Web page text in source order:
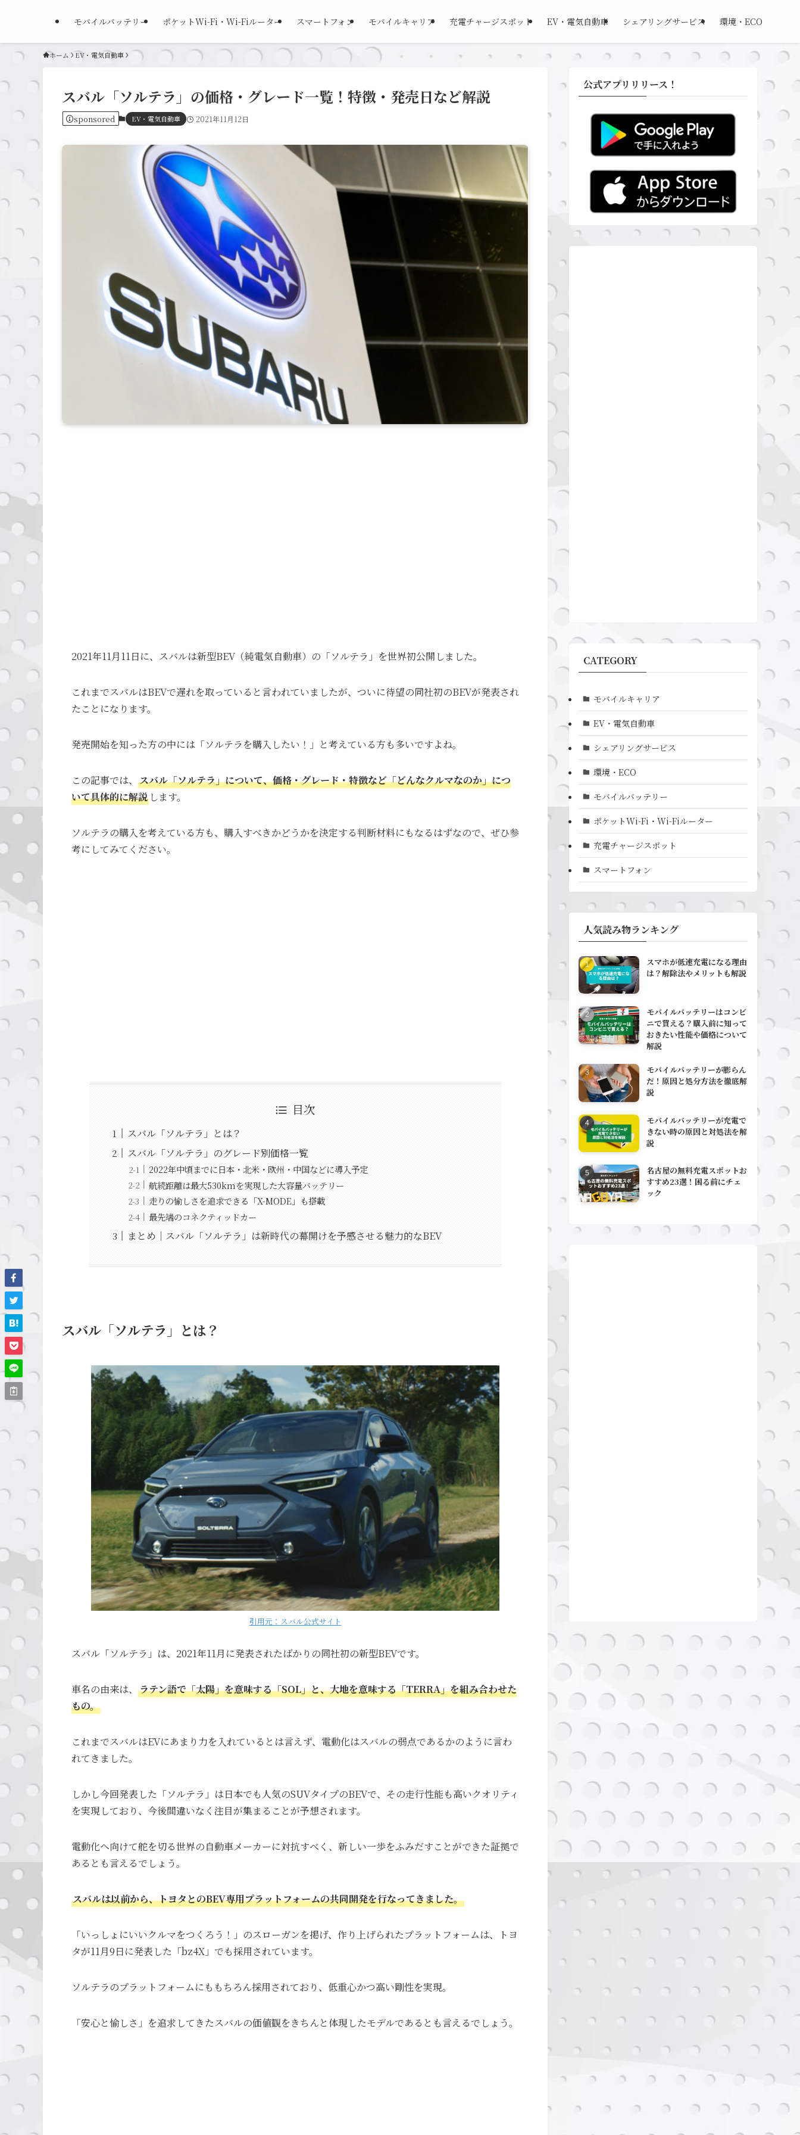
モバイルバッテリー ポケットWi-Fi・Wi-Fiルーター スマートフォン モバイルキャリア 充電チャージスポット EV・電気自動車 シェアリングサービス 環境・ECO
ホーム EV・電気自動車
スバル「ソルテラ」の価格・グレード一覧！特徴・発売日など解説
sponsored EV・電気自動車 2021年11月12日
2021年11月11日に、スバルは新型BEV（純電気自動車）の「ソルテラ」を世界初公開しました。
これまでスバルはBEVで遅れを取っていると言われていましたが、ついに待望の同社初のBEVが発表され
たことになります。
発売開始を知った方の中には「ソルテラを購入したい！」と考えている方も多いですよね。
この記事では、 スバル「ソルテラ」について、価格・グレード・特徴など「どんなクルマなのか」につ
いて具体的に解説 します。
ソルテラの購入を考えている方も、購入すべきかどうかを決定する判断材料にもなるはずなので、ぜひ参
考にしてみてください。
目次
スバル「ソルテラ」とは？
スバル「ソルテラ」のグレード別価格一覧
2022年中頃までに日本・北米・欧州・中国などに導入予定
航続距離は最大530kmを実現した大容量バッテリー
走りの愉しさを追求できる「X-MODE」も搭載
最先端のコネクティッドカー
まとめ｜スバル「ソルテラ」は新時代の幕開けを予感させる魅力的なBEV
スバル「ソルテラ」とは？
引用元：スバル公式サイト
スバル「ソルテラ」は、2021年11月に発表されたばかりの同社初の新型BEVです。
車名の由来は、 ラテン語で「太陽」を意味する「SOL」と、大地を意味する「TERRA」を組み合わせた
もの。
これまでスバルはEVにあまり力を入れているとは言えず、電動化はスバルの弱点であるかのように言わ
れてきました。
しかし今回発表した「ソルテラ」は日本でも人気のSUVタイプのBEVで、その走行性能も高いクオリティ
を実現しており、今後間違いなく注目が集まることが予想されます。
電動化へ向けて舵を切る世界の自動車メーカーに対抗すべく、新しい一歩をふみだすことができた証拠で
あるとも言えるでしょう。
スバルは以前から、トヨタとのBEV専用プラットフォームの共同開発を行なってきました。
「いっしょにいいクルマをつくろう！」のスローガンを掲げ、作り上げられたプラットフォームは、トヨ
タが11月9日に発表した「bz4X」でも採用されています。
ソルテラのプラットフォームにももちろん採用されており、低重心かつ高い剛性を実現。
「安心と愉しさ」を追求してきたスバルの価値観をきちんと体現したモデルであるとも言えるでしょう。
公式アプリリリース！
CATEGORY
モバイルキャリア
EV・電気自動車
シェアリングサービス
環境・ECO
モバイルバッテリー
ポケットWi-Fi・Wi-Fiルーター
充電チャージスポット
スマートフォン
人気読み物ランキング
スマホが低速充電になる理由
は？解除法やメリットも解説
モバイルバッテリーはコンビ
ニで買える？購入前に知って
おきたい性能や価格について
解説
モバイルバッテリーが膨らん
だ！原因と処分方法を徹底解
説
モバイルバッテリーが充電で
きない時の原因と対処法を解
説
名古屋の無料充電スポットお
すすめ23選！困る前にチェ
ック